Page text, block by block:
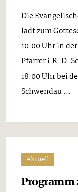
Die
lädt zum
10.00 Uhr in
Pfarrer i.R. D.
18.00 Uhr bei
Schwendau ...
Aktuell
Programm